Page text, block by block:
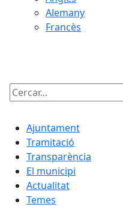
Alemany
Francès
Cercar:
Ajuntament
Tramitació
Transparència
El municipi
Actualitat
Temes